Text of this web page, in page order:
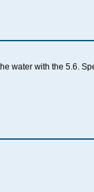
water with the 5.6.